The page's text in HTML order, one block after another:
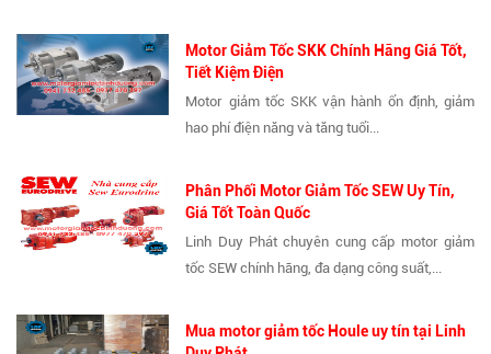
Motor Giảm Tốc SKK Chính Hãng Giá Tốt,
Tiết Kiệm Điện
Motor giảm tốc SKK vận hành ổn định, giảm
hao phí điện năng và tăng tuổi...
Phân Phối Motor Giảm Tốc SEW Uy Tín,
Giá Tốt Toàn Quốc
Linh Duy Phát chuyên cung cấp motor giảm
tốc SEW chính hãng, đa dạng công suất,...
Mua motor giảm tốc Houle uy tín tại Linh